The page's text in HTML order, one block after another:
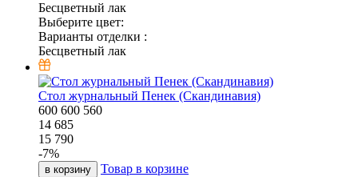
Бесцветный лак
Выберите цвет:
Варианты отделки :
Бесцветный лак
Стол журнальный Пенек (Скандинавия)
600 600 560
14 685
15 790
-7%
в корзину Товар в корзине